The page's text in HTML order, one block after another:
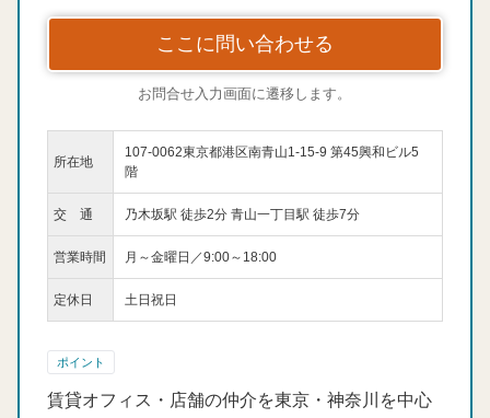
ここに問い合わせる
お問合せ入力画面に遷移します。
所在地
107-0062東京都港区南青山1-15-9 第45興和ビル5
階
交 通 乃木坂駅 徒歩2分 青山一丁目駅 徒歩7分
営業時間 月～金曜日／9:00～18:00
定休日 土日祝日
ポイント
賃貸オフィス・店舗の仲介を東京・神奈川を中心